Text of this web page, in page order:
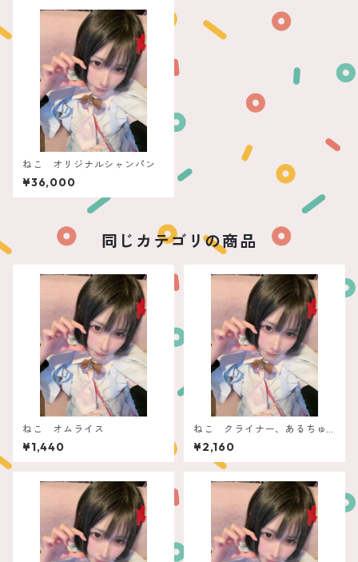
ねこ オリジナルシャンパン
¥36,000
同じカテゴリの商品
ねこ オムライス
¥1,440
ねこ クライナー、あるちゅ
ーる
¥2,160